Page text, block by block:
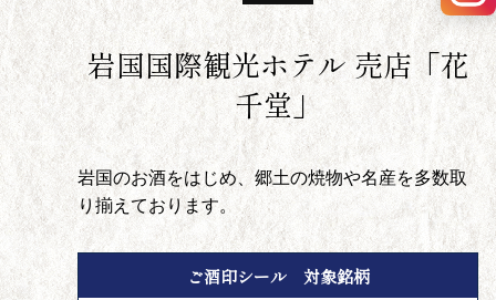
岩国国際観光ホテル 売店「花
千堂」
岩国のお酒をはじめ、郷土の焼物や名産を多数取
り揃えております。
ご酒印シール 対象銘柄